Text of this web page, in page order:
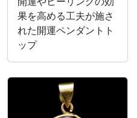
果を高める工夫が施さ
れた開運ペンダントト
ップ